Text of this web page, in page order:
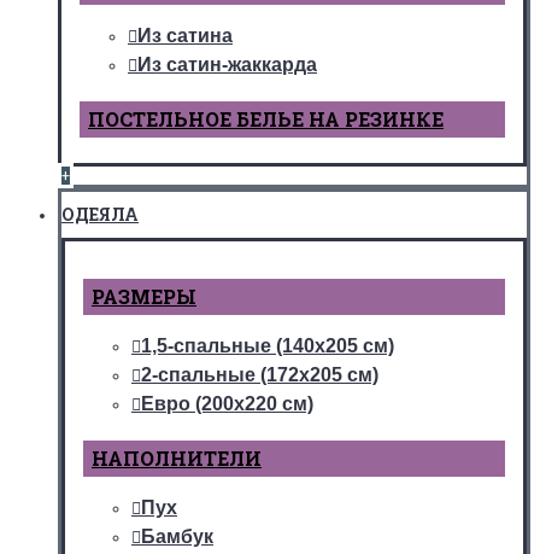
Из сатина
Из сатин-жаккарда
ПОСТЕЛЬНОЕ БЕЛЬЕ НА РЕЗИНКЕ
+
ОДЕЯЛА
РАЗМЕРЫ
1,5-спальные (140х205 см)
2-спальные (172х205 см)
Евро (200х220 см)
НАПОЛНИТЕЛИ
Пух
Бамбук